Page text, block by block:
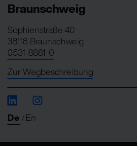
Braunschweig
Sophienstraße 40
38118 Braunschweig
0531 8881-0
Zur Wegbeschreibung
De /En